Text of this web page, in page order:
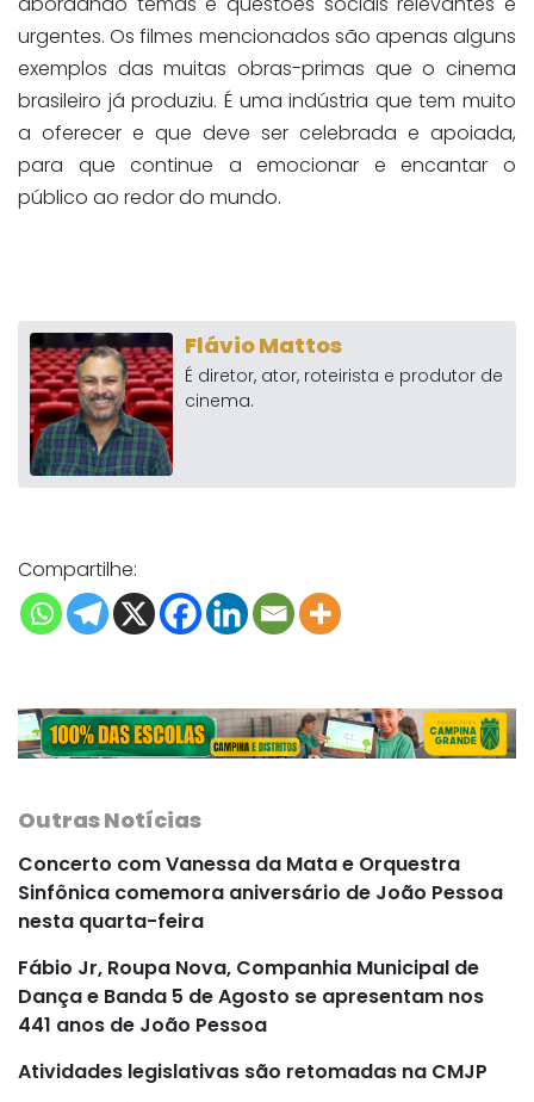
urgentes. Os filmes mencionados são apenas alguns
exemplos das muitas obras-primas que o cinema
brasileiro já produziu. É uma indústria que tem muito
a oferecer e que deve ser celebrada e apoiada,
para que continue a emocionar e encantar o
público ao redor do mundo.
Flávio Mattos
É diretor, ator, roteirista e produtor de
cinema.
Compartilhe:
Outras Notícias
Concerto com Vanessa da Mata e Orquestra
Sinfônica comemora aniversário de João Pessoa
nesta quarta-feira
Fábio Jr, Roupa Nova, Companhia Municipal de
Dança e Banda 5 de Agosto se apresentam nos
441 anos de João Pessoa
Atividades legislativas são retomadas na CMJP